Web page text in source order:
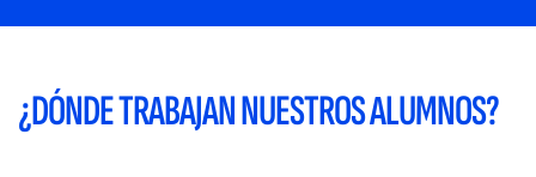
¿DÓNDE TRABAJAN NUESTROS ALUMNOS?